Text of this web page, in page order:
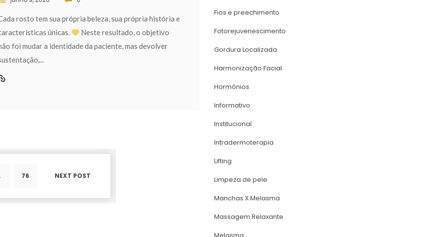
rosto tem sua própria beleza, sua própria história e
únicas.
Neste resultado, o objetivo
foi mudar a identidade da paciente, mas devolver
76 NEXT POST
Fios e preechimento
Fotorejuvenescimento
Gordura Localizada
Harmonização Facial
Hormônio
Informativo
Institucional
Intradermoterapia
Lifting
Limpeza de pele
Manchas X Melasma
Massagem Relaxante